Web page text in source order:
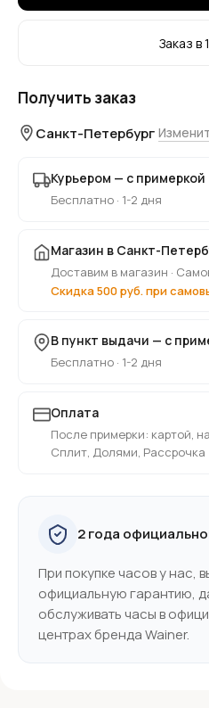
Заказ в
Получить заказ
Санкт-Петербург
Курьером — с примеркой
Бесплатно · 1-2 дня
Магазин в Санкт-
Доставим в магазин ·
Скидка 500 руб. при
В пункт выдачи — с
Бесплатно · 1-2 дня
Оплата
После примерки: картой,
Сплит, Долями, Рассрочка
2 года
При покупке часов у нас,
официальную гарантию,
обслуживать часы в
центрах бренда Wainer.